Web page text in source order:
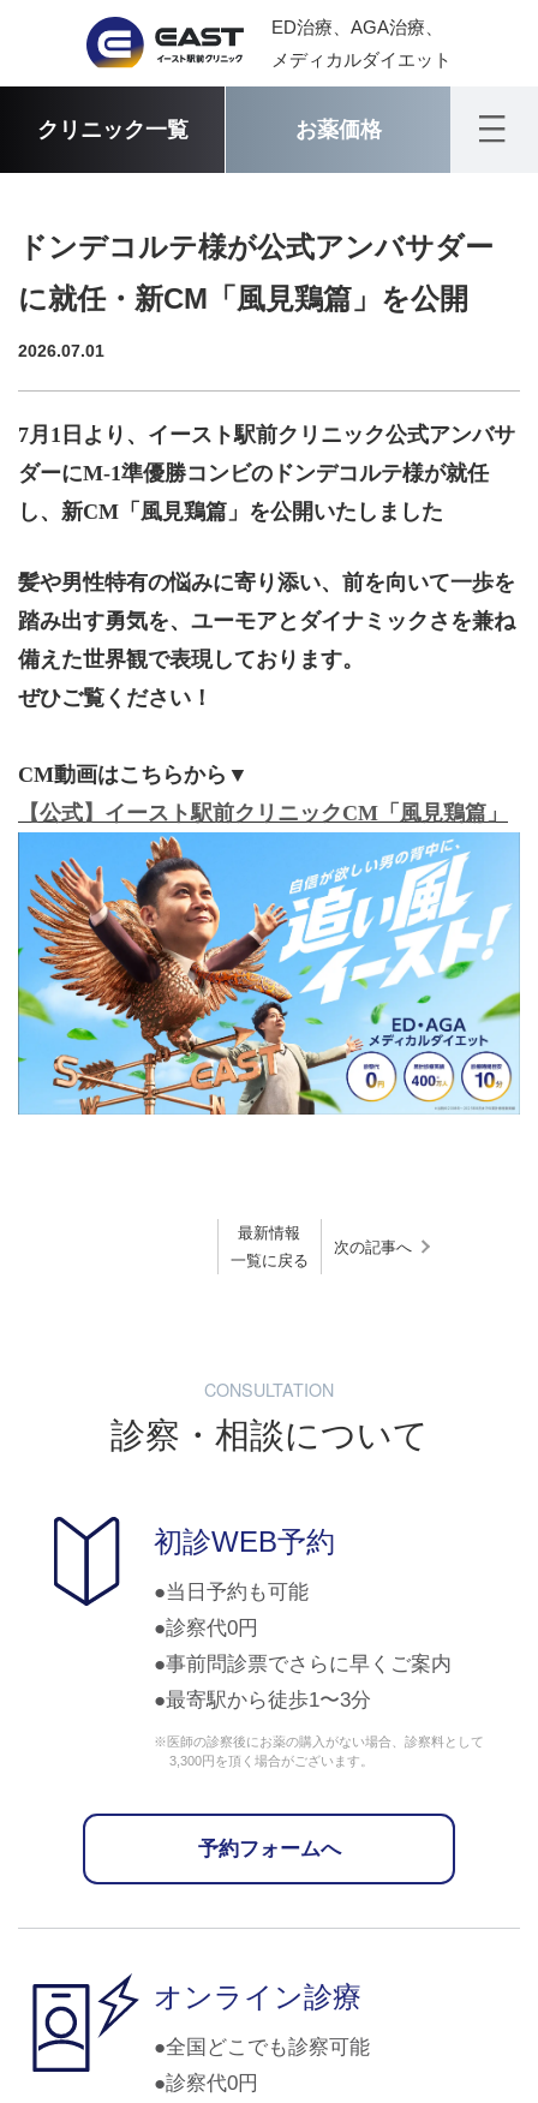
ED治療、AGA治療、
メディカルダイエット
クリニック一覧 お薬価格
ドンデコルテ様が公式アンバサダー
に就任・新CM「風見鶏篇」を公開
2026.07.01
7月 1 日より、イースト駅前クリニック公式アンバサ
ダーにM-1準優勝コンビのドンデコルテ様が就任
し、新CM 「風見鶏篇」を公開いたしました
髪や男性特有の悩みに寄り添い、前を向いて一歩を
踏み出す勇気を、ユーモアとダイナミックさを兼ね
備えた世界観で表現しております。
ぜひご覧ください！
CM動画はこちらから▼
【公式】イースト駅前クリニックCM「風見鶏篇」
最新情報
一覧に戻る
次の記事へ
CONSULTATION
診察・相談について
初診WEB予約
当日予約も可能
診察代0円
事前問診票でさらに早くご案内
最寄駅から徒歩1〜3分
※医師の診察後にお薬の購入がない場合、診察料として
3,300円を頂く場合がございます。
予約フォームへ
オンライン診療
全国どこでも診察可能
診察代0円